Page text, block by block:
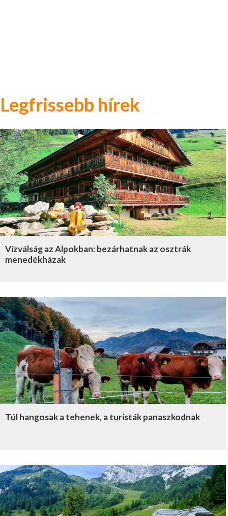
Legfrissebb hírek
Vízválság az Alpokban: bezárhatnak az osztrák
menedékházak
Túl hangosak a tehenek, a turisták panaszkodnak